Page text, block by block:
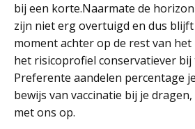
bij een korte.Naarmate de
zijn niet erg overtuigd en dus
moment achter op de rest van het
het risicoprofiel conservatiever bij
Preferente aandelen percentage
bewijs van vaccinatie bij je
met ons op.